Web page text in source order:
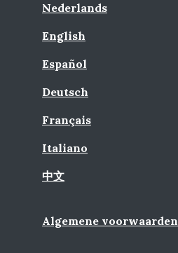
Nederlands
English
Español
Deutsch
Français
Italiano
中文
Algemene voorwaarden